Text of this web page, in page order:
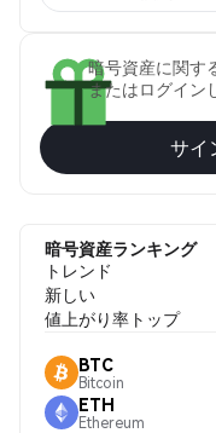
暗号資産に関す
またはログイン
サイ
暗号資産ランキング
トレンド
新しい
値上がり率トップ
BTC
Bitcoin
ETH
Ethereum